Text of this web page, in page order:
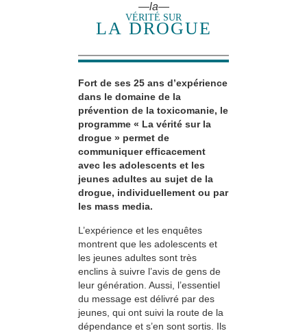
—la—
VÉRITÉ SUR
LA DROGUE
Fort de ses 25 ans d’expérience
dans le domaine de la
prévention de la toxicomanie, le
programme « La vérité sur la
drogue » permet de
communiquer efficacement
avec les adolescents et les
jeunes adultes au sujet de la
drogue, individuellement ou par
les mass media.
L’expérience et les enquêtes
montrent que les adolescents et
les jeunes adultes sont très
enclins à suivre l’avis de gens de
leur génération. Aussi, l’essentiel
du message est délivré par des
jeunes, qui ont suivi la route de la
dépendance et s’en sont sortis. Ils